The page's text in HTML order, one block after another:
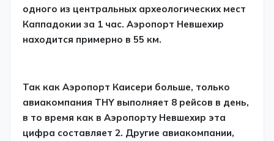
одного из центральных археологических мест
Каппадокии за 1 час. Аэропорт Невшехир
находится примерно в 55 км.
Так как Аэропорт Каисери больше, только
авиакомпания THY выполняет 8 рейсов в день,
в то время как в Аэропорту Невшехир эта
цифра составляет 2. Другие авиакомпании,